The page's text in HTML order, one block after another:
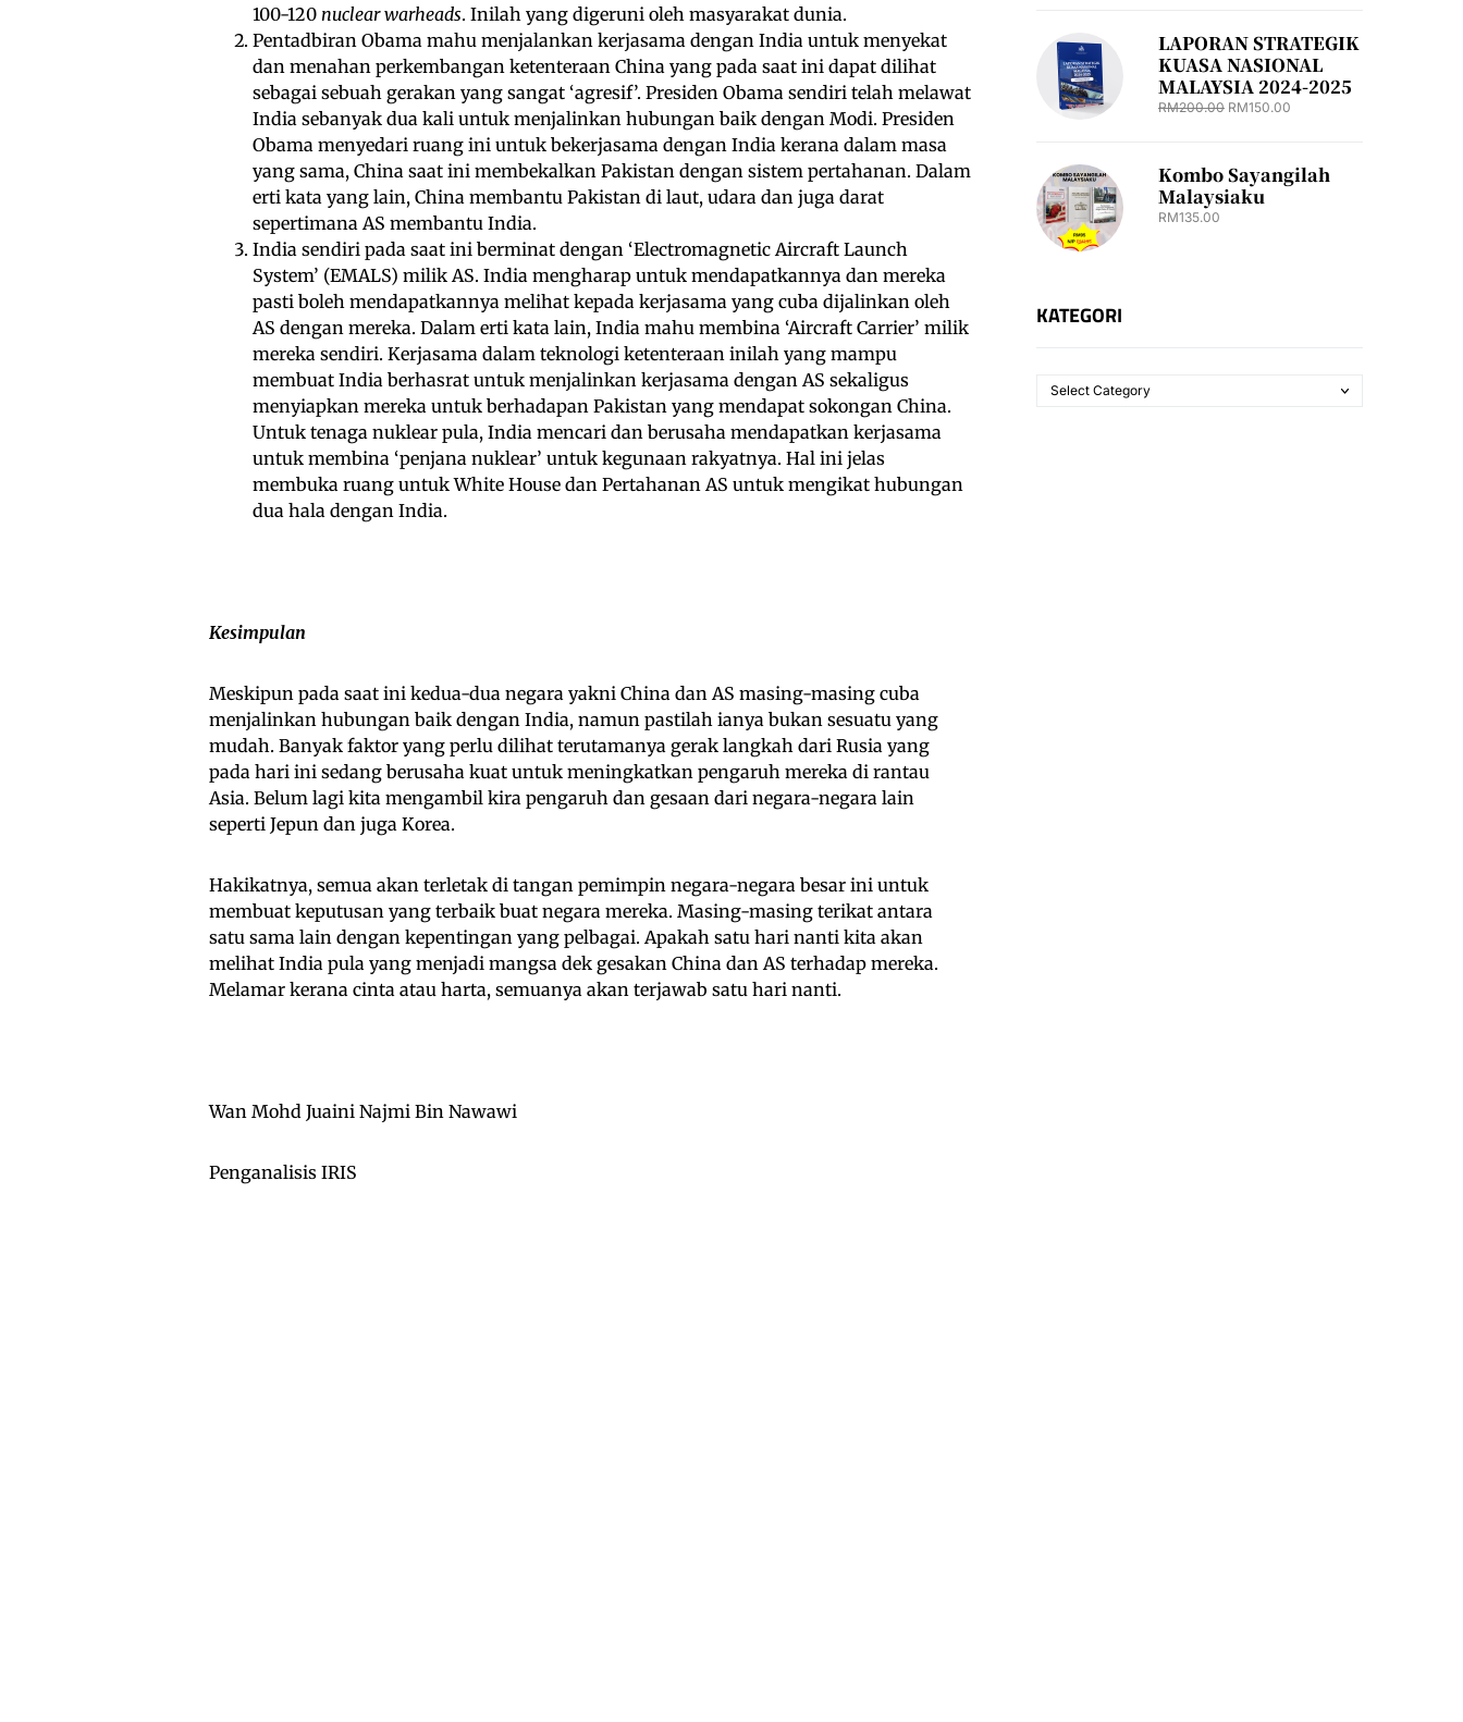
100-120 nuclear warheads. Inilah yang digeruni oleh masyarakat dunia.
Pentadbiran Obama mahu menjalankan kerjasama dengan India untuk menyekat
dan menahan perkembangan ketenteraan China yang pada saat ini dapat dilihat
sebagai sebuah gerakan yang sangat ‘agresif’. Presiden Obama sendiri telah melawat
India sebanyak dua kali untuk menjalinkan hubungan baik dengan Modi. Presiden
Obama menyedari ruang ini untuk bekerjasama dengan India kerana dalam masa
yang sama, China saat ini membekalkan Pakistan dengan sistem pertahanan. Dalam
erti kata yang lain, China membantu Pakistan di laut, udara dan juga darat
sepertimana AS membantu India.
India sendiri pada saat ini berminat dengan ‘Electromagnetic Aircraft Launch
System’ (EMALS) milik AS. India mengharap untuk mendapatkannya dan mereka
pasti boleh mendapatkannya melihat kepada kerjasama yang cuba dijalinkan oleh
AS dengan mereka. Dalam erti kata lain, India mahu membina ‘Aircraft Carrier’ milik
mereka sendiri. Kerjasama dalam teknologi ketenteraan inilah yang mampu
membuat India berhasrat untuk menjalinkan kerjasama dengan AS sekaligus
menyiapkan mereka untuk berhadapan Pakistan yang mendapat sokongan China.
Untuk tenaga nuklear pula, India mencari dan berusaha mendapatkan kerjasama
untuk membina ‘penjana nuklear’ untuk kegunaan rakyatnya. Hal ini jelas
membuka ruang untuk White House dan Pertahanan AS untuk mengikat hubungan
dua hala dengan India.
Kesimpulan
Meskipun pada saat ini kedua-dua negara yakni China dan AS masing-masing cuba
menjalinkan hubungan baik dengan India, namun pastilah ianya bukan sesuatu yang
mudah. Banyak faktor yang perlu dilihat terutamanya gerak langkah dari Rusia yang
pada hari ini sedang berusaha kuat untuk meningkatkan pengaruh mereka di rantau
Asia. Belum lagi kita mengambil kira pengaruh dan gesaan dari negara-negara lain
seperti Jepun dan juga Korea.
Hakikatnya, semua akan terletak di tangan pemimpin negara-negara besar ini untuk
membuat keputusan yang terbaik buat negara mereka. Masing-masing terikat antara
satu sama lain dengan kepentingan yang pelbagai. Apakah satu hari nanti kita akan
melihat India pula yang menjadi mangsa dek gesakan China dan AS terhadap mereka.
Melamar kerana cinta atau harta, semuanya akan terjawab satu hari nanti.
Wan Mohd Juaini Najmi Bin Nawawi
Penganalisis IRIS
LAPORAN STRATEGIK
KUASA NASIONAL
MALAYSIA 2024-2025
RM200.00 RM150.00
Kombo Sayangilah
Malaysiaku
RM135.00
KATEGORI